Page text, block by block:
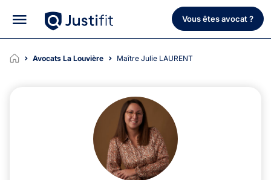
Vous êtes avocat ?
Avocats La Louvière Maître Julie LAURENT